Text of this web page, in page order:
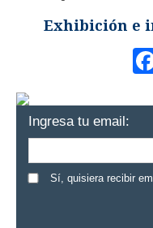
Exhibición e
Ingresa tu email:
Sí, quisiera recibir